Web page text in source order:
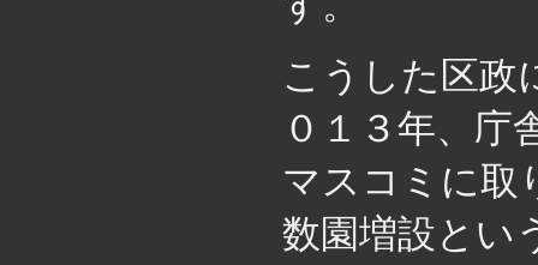
こうした区政
０１３年、庁
マスコミに取
数園増設とい